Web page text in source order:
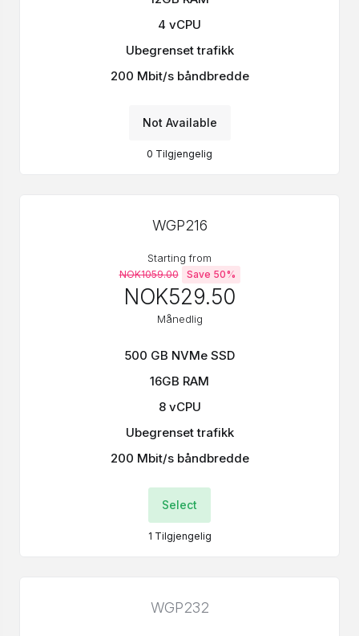
4 vCPU
Ubegrenset trafikk
200 Mbit/s båndbredde
Not Available
0 Tilgjengelig
WGP216
Starting from
NOK1059.00 Save 50%
NOK529.50
Månedlig
500 GB NVMe SSD
16GB RAM
8 vCPU
Ubegrenset trafikk
200 Mbit/s båndbredde
Select
1 Tilgjengelig
WGP232